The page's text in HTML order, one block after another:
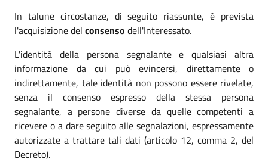
In talune circostanze, di seguito riassunte, è prevista
l'acquisizione del consenso dell'Interessato.
L'identità della persona segnalante e qualsiasi altra
informazione da cui può evincersi, direttamente o
indirettamente, tale identità non possono essere rivelate,
senza il consenso espresso della stessa persona
segnalante, a persone diverse da quelle competenti a
ricevere o a dare seguito alle segnalazioni, espressamente
autorizzate a trattare tali dati (articolo 12, comma 2, del
Decreto).